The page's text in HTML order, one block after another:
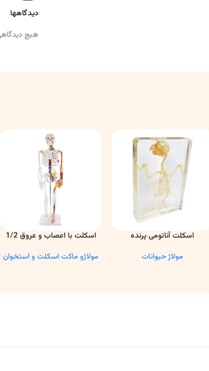
دیدگاهها
هیچ
اطلاعات بیشتر
اسکلت آناتومی پرنده
مولاژ حیوانات
اطلاعات بیشتر
اسکلت با اعصاب و عروق 1/2
مولاژو ماکت اسکلت و استخوان